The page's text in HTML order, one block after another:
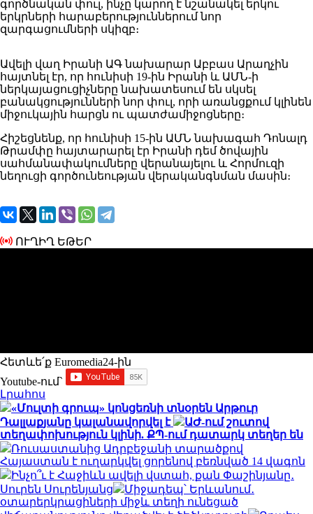
գործնական փուլ, ինչը կարող է նշանակել երկու
երկրների հարաբերություններում նոր
զարգացումների սկիզբ։
Ավելի վաղ Իրանի ԱԳ նախարար Աբբաս Արաղչին
հայտնել էր, որ հունիսի 19-ին Իրանի և ԱՄՆ-ի
ներկայացուցիչները նախատեսում են սկսել
բանակցությունների նոր փուլ, որի առանցքում կլինեն
միջուկային հարցն ու պատժամիջոցները։
Հիշեցնենք, որ հունիսի 15-ին ԱՄՆ նախագահ Դոնալդ
Թրամփը հայտարարել էր Իրանի դեմ ծովային
սահմանափակումները վերանայելու և Հորմուզի
նեղուցի գործունեության վերականգնման մասին։
ՈՒՂԻՂ ԵԹԵՐ
Հետևե՛ք Euromedia24-ին
Youtube-ում`
Լրահոս
«Մուլտի գրուպ» կոնցեռնի տնօրեն Արթուր
Դալլաքյանը կալանավորվել է
ԱԺ-ում շուտով
տեղափոխություն կլինի. ՔՊ-ում դատարկ տեղեր են
Ռուսաստանից Ադրբեջանի տարածքով
Հայաստան է ուղարկվել ցորենով բեռնված 14 վագոն
Ինչո՞ւ է Հաջիևն ավելի վստահ, քան Փաշինյանը․
Սուրեն Սուրենյանց
Միջադեպ՝ Երևանում․
օտարերկրացիների միջև տեղի ունեցած